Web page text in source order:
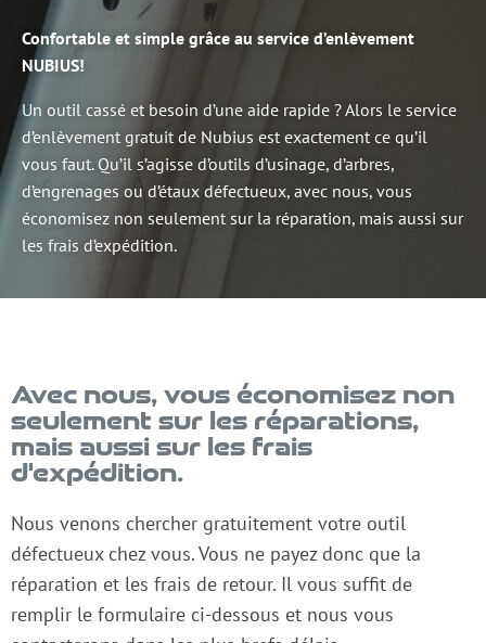
Confortable et simple grâce au service d’enlèvement
NUBIUS!
Un outil cassé et besoin d’une aide rapide ? Alors le service
d’enlèvement gratuit de Nubius est exactement ce qu’il
vous faut. Qu’il s’agisse d’outils d’usinage, d’arbres,
d’engrenages ou d’étaux défectueux, avec nous, vous
économisez non seulement sur la réparation, mais aussi sur
les frais d’expédition.
Avec nous, vous économisez non
seulement sur les réparations,
mais aussi sur les frais
d'expédition.
Nous venons chercher gratuitement votre outil
défectueux chez vous. Vous ne payez donc que la
réparation et les frais de retour. Il vous suffit de
remplir le formulaire ci-dessous et nous vous